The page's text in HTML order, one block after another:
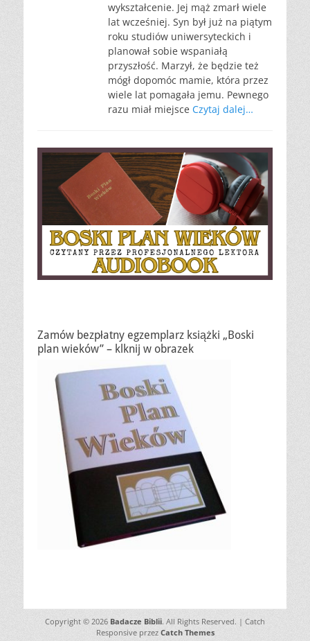
wykształcenie. Jej mąż zmarł wiele
lat wcześniej. Syn był już na piątym
roku studiów uniwersyteckich i
planował sobie wspaniałą
przyszłość. Marzył, że będzie też
mógł dopomóc mamie, która przez
wiele lat pomagała jemu. Pewnego
razu miał miejsce Czytaj dalej…
Zamów bezpłatny egzemplarz książki „Boski
plan wieków” – klknij w obrazek
Copyright © 2026 Badacze Biblii. All Rights Reserved. | Catch
Responsive przez Catch Themes